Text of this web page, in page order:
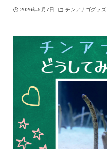
2026年5月7日 チンアナゴグッズ